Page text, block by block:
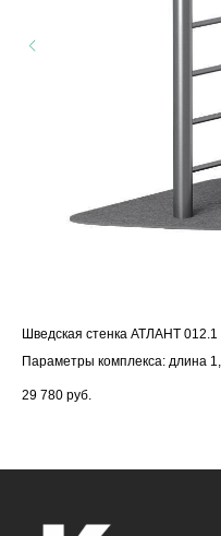
Шведская стенка АТЛАНТ 012.1
Параметры комплекса: длина
29 780 руб.